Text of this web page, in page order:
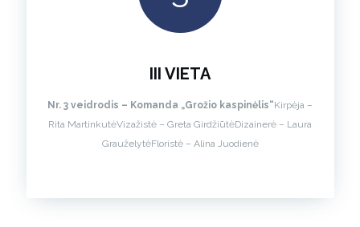
III VIETA
Nr. 3 veidrodis – Komanda „Grožio kaspinėlis“Kirpėja –
Rita MartinkutėVizažistė – Greta GirdžiūtėDizainerė – Laura
GrauželytėFloristė – Alina Juodienė